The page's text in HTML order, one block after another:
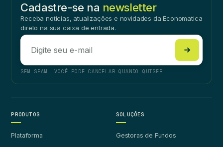
Cadastre-se na newsletter
Receba notícias, atualizações e novidades da Economatica
direto na sua caixa de entrada.
SEM SPAM. VOCÊ PODE CANCELAR QUANDO QUISER.
PRODUTOS
Plataforma
SOLUÇÕES
Gestoras de Fundos